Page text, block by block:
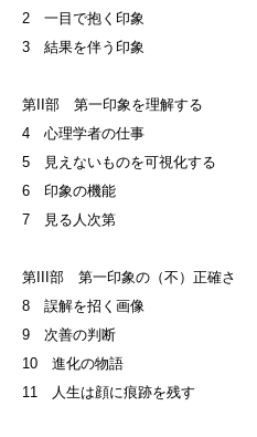
2 一目で抱く印象
3 結果を伴う印象
第II部 第一印象を理解する
4 心理学者の仕事
5 見えないものを可視化する
6 印象の機能
7 見る人次第
第III部 第一印象の（不）正確さ
8 誤解を招く画像
9 次善の判断
10 進化の物語
11 人生は顔に痕跡を残す